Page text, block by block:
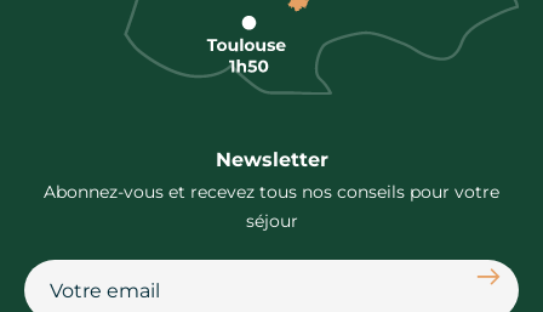
Newsletter
Abonnez-vous et recevez tous nos conseils pour votre
séjour